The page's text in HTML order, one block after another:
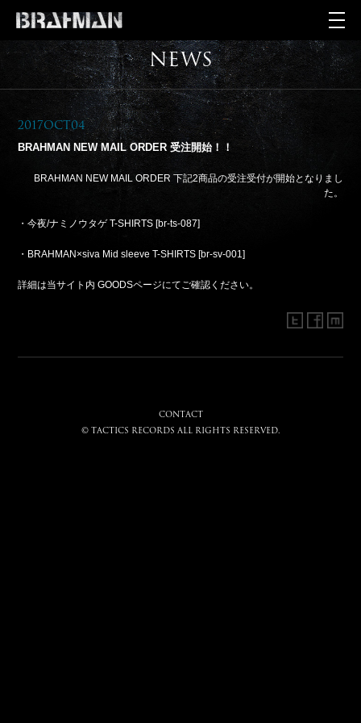
NEWS
2017Oct04
BRAHMAN NEW MAIL ORDER 受注開始！！
BRAHMAN NEW MAIL ORDER 下記2商品の受注受付が開始となりまし
た。
・今夜/ナミノウタゲ T-SHIRTS [br-ts-087]
・BRAHMAN×siva Mid sleeve T-SHIRTS [br-sv-001]
詳細は当サイト内 GOODSページにてご確認ください。
CONTACT
© tactics records all rights reserved.